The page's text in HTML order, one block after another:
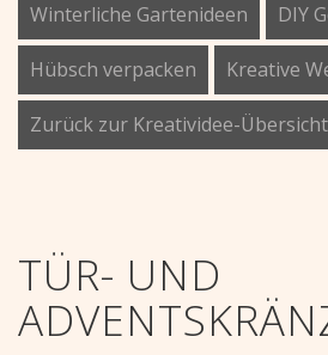
Winterliche Gartenideen DIY
Hübsch verpacken Kreative
Zurück zur Kreatividee-Übersicht
TÜR- UND